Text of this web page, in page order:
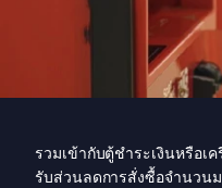
รวมเข้ากับตู้ชำระเงินหรือเค
รับส่วนลดการสั่งซื้อจำนวน